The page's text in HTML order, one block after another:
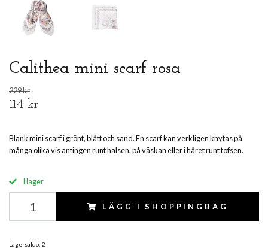
Calithea mini scarf rosa
229 kr
114 kr
Blank mini scarf i grönt, blått och sand. En scarf kan verkligen knytas på
många olika vis antingen runt halsen, på väskan eller i håret runt tofsen.
I lager
LÄGG I SHOPPINGBAG
Lagersaldo: 2